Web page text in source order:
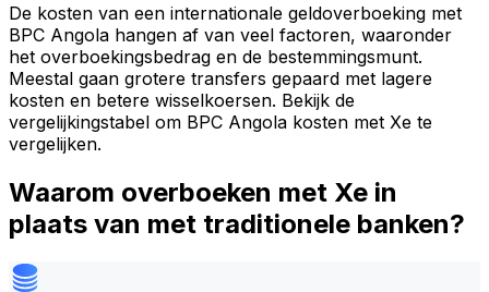
De kosten van een internationale geldoverboeking met
BPC Angola hangen af van veel factoren, waaronder
het overboekingsbedrag en de bestemmingsmunt.
Meestal gaan grotere transfers gepaard met lagere
kosten en betere wisselkoersen. Bekijk de
vergelijkingstabel om BPC Angola kosten met Xe te
vergelijken.
Waarom overboeken met Xe in
plaats van met traditionele banken?